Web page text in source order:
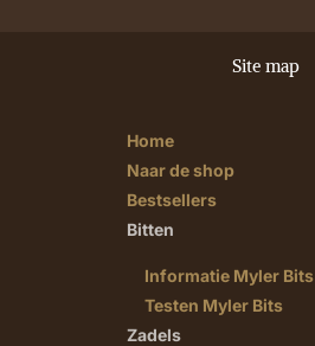
Site map
Home
Naar de shop
Bestsellers
Bitten
Informatie Myler Bits
Testen Myler Bits
Zadels